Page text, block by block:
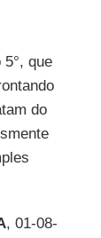
que
do
, 01-08-